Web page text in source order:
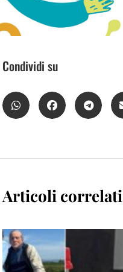
Condividi su
Articoli correlati